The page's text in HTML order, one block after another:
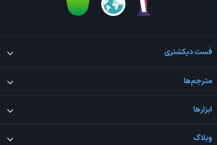
فست دیکشنری
مترجم‌ها
ابزارها
وبلاگ